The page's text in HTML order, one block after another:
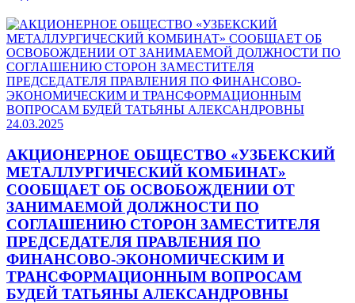
24.03.2025
АКЦИОНЕРНОЕ ОБЩЕСТВО «УЗБЕКСКИЙ
МЕТАЛЛУРГИЧЕСКИЙ КОМБИНАТ»
СООБЩАЕТ ОБ ОСВОБОЖДЕНИИ ОТ
ЗАНИМАЕМОЙ ДОЛЖНОСТИ ПО
СОГЛАШЕНИЮ СТОРОН ЗАМЕСТИТЕЛЯ
ПРЕДСЕДАТЕЛЯ ПРАВЛЕНИЯ ПО
ФИНАНСОВО-ЭКОНОМИЧЕСКИМ И
ТРАНСФОРМАЦИОННЫМ ВОПРОСАМ
БУДЕЙ ТАТЬЯНЫ АЛЕКСАНДРОВНЫ